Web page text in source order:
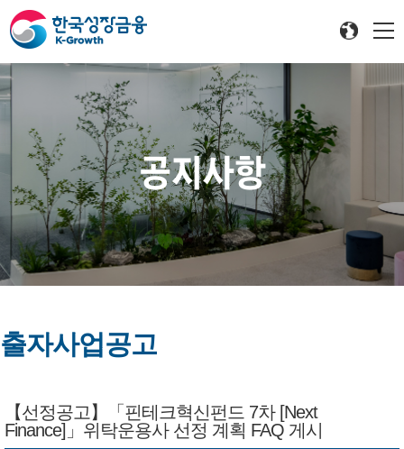
공지사항
출자사업공고
【선정공고】「핀테크혁신펀드 7차 [Next
Finance]」위탁운용사 선정 계획 FAQ 게시